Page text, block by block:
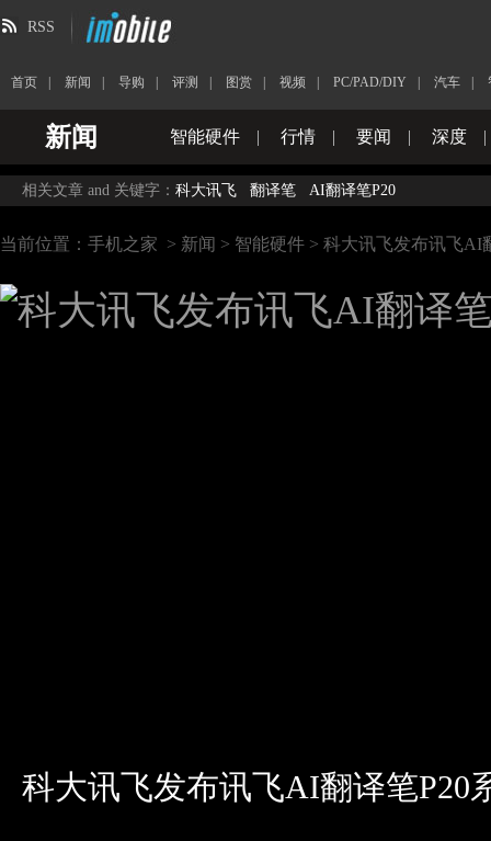
RSS
首页 新闻 导购 评测 图赏 视频 PC/PAD/DIY 汽车
新闻 智能硬件 | 行情 | 要闻 | 深度 |
相关文章 and 关键字： 科大讯飞 翻译笔 AI翻译笔P20
当前位置： 手机之家 > 新闻 > 智能硬件 > 科大讯飞发布讯飞AI
科大讯飞发布讯飞AI翻译笔P20